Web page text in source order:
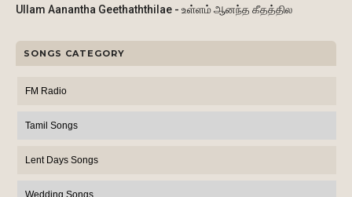
Ullam Aanantha Geethaththilae - உள்ளம் ஆனந்த கீதத்தில
SONGS CATEGORY
FM Radio
Tamil Songs
Lent Days Songs
Wedding Songs